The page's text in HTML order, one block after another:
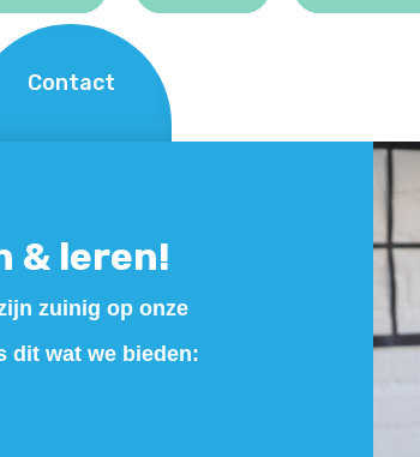
Contact
& leren!
zuinig op onze
dit wat we bieden: